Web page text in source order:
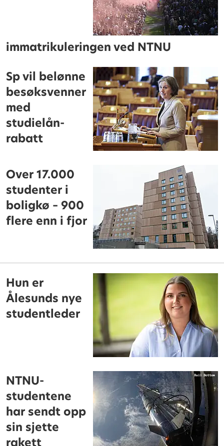
immatrikuleringen ved NTNU
Sp vil belønne
besøksvenner
med
studielån-
rabatt
Over 17.000
studenter i
boligkø – 900
flere enn i fjor
Hun er
Ålesunds nye
studentleder
NTNU-
studentene
har sendt opp
sin sjette
rakett